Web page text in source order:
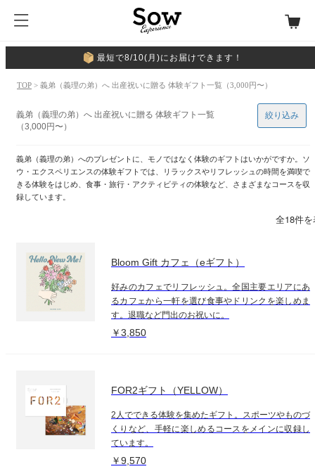
最短で8/10(月)にお届けできます！
TOP > 義弟（義理の弟）へ 出産祝いに贈る 体験ギフト一覧（3,000円〜）
義弟（義理の弟）へ 出産祝いに贈る 体験ギフト一覧
（3,000円〜）
義弟（義理の弟）へのプレゼントに、モノではなく体験のギフトはいかがですか。ソ
ウ・エクスペリエンスの体験ギフトでは、リラックスやリフレッシュの時間を満喫で
きる体験をはじめ、食事・旅行・アクティビティの体験など、さまざまなコースを収
録しています。
絞り込み
全18件
Bloom Gift カフェ（eギフト）
好みのカフェでリフレッシュ。全国主要エリアにあ
るカフェから一軒を選び食事やドリンクを楽しめま
す。退職など門出のお祝いに。
￥3,850
FOR2ギフト（YELLOW）
2人でできる体験を集めたギフト。スポーツやものづ
くりなど、手軽に楽しめるコースをメインに収録し
ています。
￥9,570